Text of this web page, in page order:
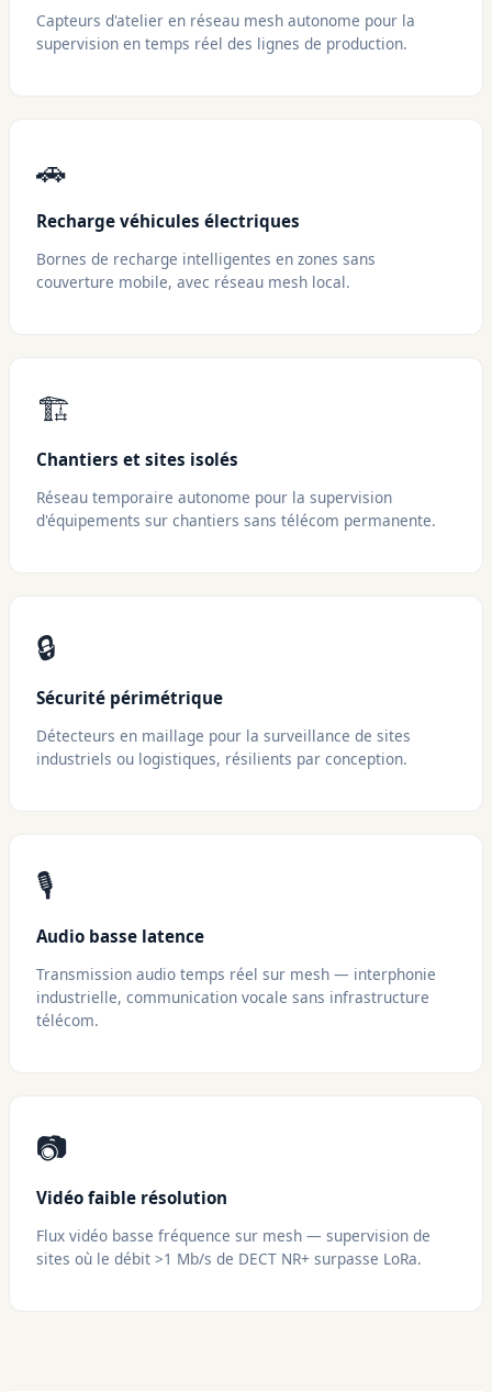
Capteurs d'atelier en réseau mesh autonome pour la
supervision en temps réel des lignes de production.
🚗
Recharge véhicules électriques
Bornes de recharge intelligentes en zones sans
couverture mobile, avec réseau mesh local.
🏗️
Chantiers et sites isolés
Réseau temporaire autonome pour la supervision
d'équipements sur chantiers sans télécom permanente.
🔒
Sécurité périmétrique
Détecteurs en maillage pour la surveillance de sites
industriels ou logistiques, résilients par conception.
🎙️
Audio basse latence
Transmission audio temps réel sur mesh — interphonie
industrielle, communication vocale sans infrastructure
télécom.
📷
Vidéo faible résolution
Flux vidéo basse fréquence sur mesh — supervision de
sites où le débit >1 Mb/s de DECT NR+ surpasse LoRa.